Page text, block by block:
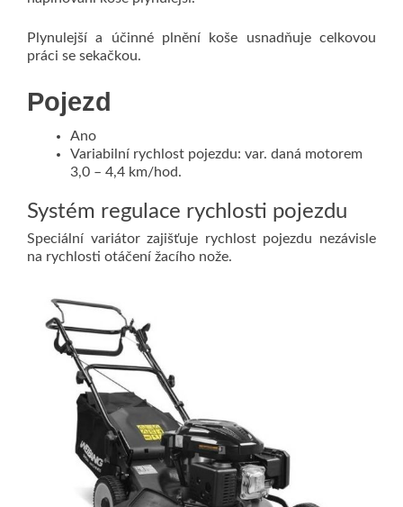
Plynulejší a účinné plnění koše usnadňuje celkovou
práci se sekačkou.
Pojezd
Ano
Variabilní rychlost pojezdu: var. daná motorem
3,0 – 4,4 km/hod.
Systém regulace rychlosti pojezdu
Speciální variátor zajišťuje rychlost pojezdu nezávisle
na rychlosti otáčení žacího nože.